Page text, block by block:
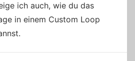
ich auch, wie du das
in einem Custom Loop